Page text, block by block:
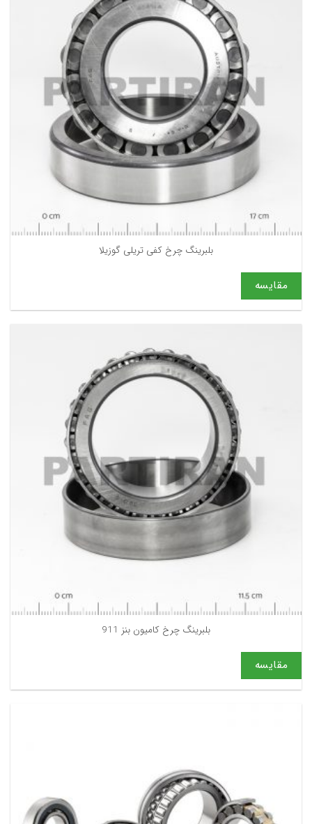
بلبرینگ چرخ کفی تریلی گوزیلا
مقایسه
بلبرینگ چرخ کامیون بنز 911
مقایسه